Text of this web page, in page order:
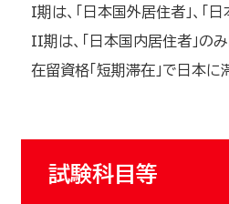
I期は、「日本国外居住者」、「
II期は、「日本国内居住者」の
在留資格「短期滞在」で日本に
試験科目等